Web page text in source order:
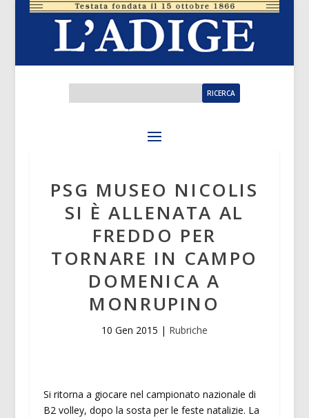
PSG MUSEO NICOLIS
SI È ALLENATA AL
FREDDO PER
TORNARE IN CAMPO
DOMENICA A
MONRUPINO
10 Gen 2015 | Rubriche
Si ritorna a giocare nel campionato nazionale di
B2 volley, dopo la sosta per le feste natalizie. La